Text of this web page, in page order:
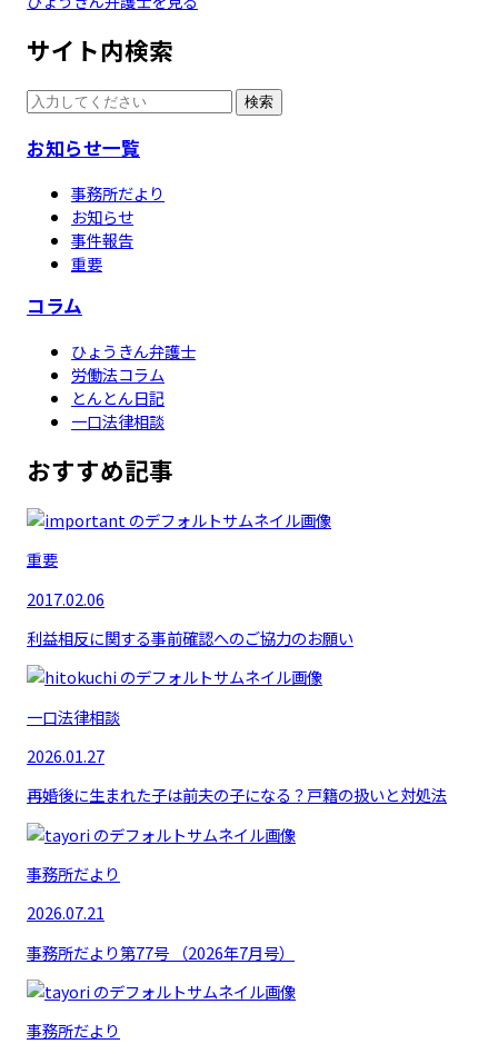
サイト内検索
検索
お知らせ一覧
事務所だより
お知らせ
事件報告
重要
コラム
ひょうきん弁護士
労働法コラム
とんとん日記
一口法律相談
おすすめ記事
重要
2017.02.06
利益相反に関する事前確認へのご協力のお願い
一口法律相談
2026.01.27
再婚後に生まれた子は前夫の子になる？戸籍の扱いと対処法
事務所だより
2026.07.21
事務所だより第77号 （2026年7月号）
事務所だより